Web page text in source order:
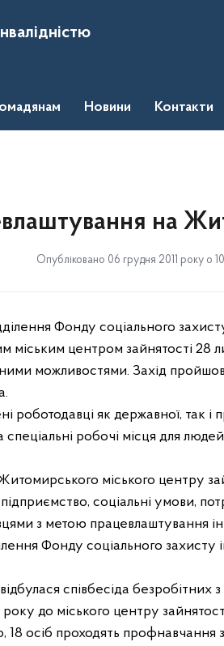
Новини Контакти
на
Опубліковано 06 грудня 2011 року о
Фонду соціального
міським центром зайнятості 28
можливостями. Захід пройшов
роботодавці як державної, так і
робочі місця для людей
міського центру
соціальні умови,
з метою працевлаштування
Фонду соціального захисту
співбесіда безробітних
до міського центру
осіб проходять профнавчання